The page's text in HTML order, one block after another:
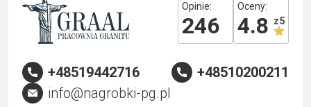
Opinie:
246
Oceny:
4.8 z 5
+48519442716
+48510200211
info@nagrobki-pg.pl